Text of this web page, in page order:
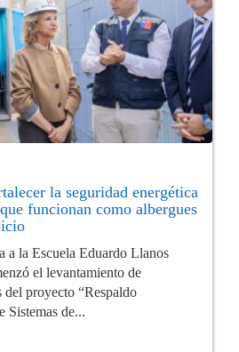
la seguridad energética
funcionan como albergues
a la Escuela Eduardo Llanos
el levantamiento de
del proyecto “Respaldo
Sistemas de...